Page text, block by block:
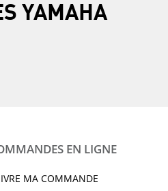
YAMAHA
EN LIGNE
MA COMMANDE